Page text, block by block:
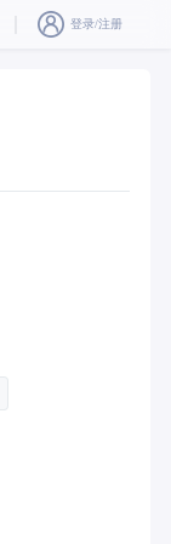
登录/注册